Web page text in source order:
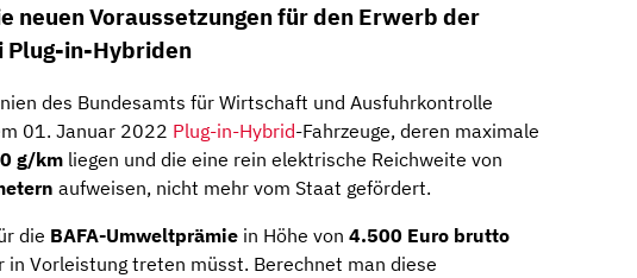
neuen Voraussetzungen für den Erwerb der
Plug-in-Hybriden
des Bundesamts für Wirtschaft und Ausfuhrkontrolle
01. Januar 2022 Plug-in-Hybrid-Fahrzeuge, deren maximale
g/km liegen und die eine rein elektrische Reichweite von
aufweisen, nicht mehr vom Staat gefördert.
die BAFA-Umweltprämie in Höhe von 4.500 Euro brutto
in Vorleistung treten müsst. Berechnet man diese